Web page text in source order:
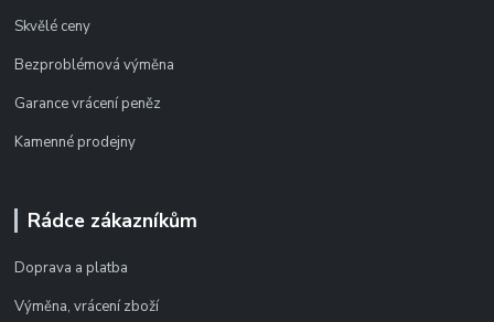
Skvělé ceny
Bezproblémová výměna
Garance vrácení peněz
Kamenné prodejny
Rádce zákazníkům
Doprava a platba
Výměna, vrácení zboží